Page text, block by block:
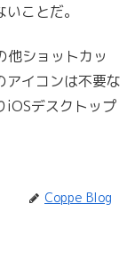
ことだ。
ショットカッ
アイコンは不要な
iOSデスクトップ
Coppe Blog